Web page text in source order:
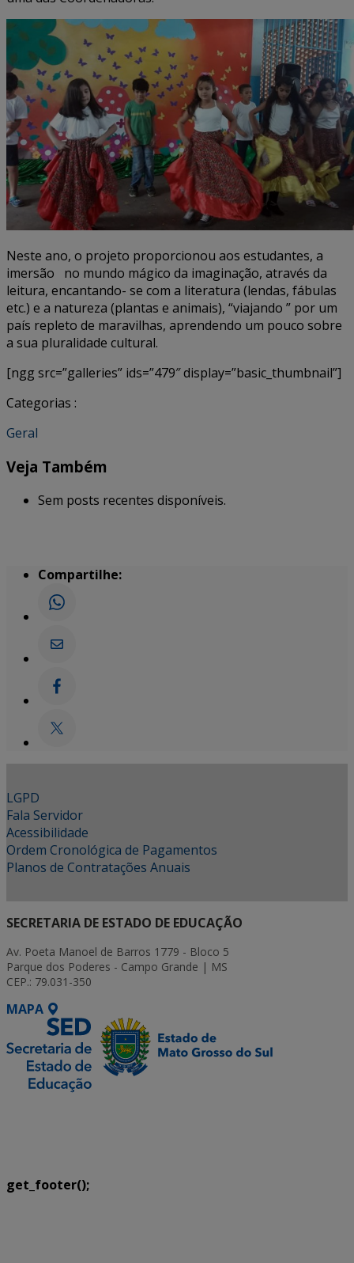
Neste ano, o projeto proporcionou aos estudantes, a
imersão no mundo mágico da imaginação, através da
leitura, encantando- se com a literatura (lendas, fábulas
etc.) e a natureza (plantas e animais), “viajando ” por um
país repleto de maravilhas, aprendendo um pouco sobre
a sua pluralidade cultural.
[ngg src=”galleries” ids=”479″ display=”basic_thumbnail”]
Categorias :
Geral
Veja Também
Sem posts recentes disponíveis.
Compartilhe:
LGPD
Fala Servidor
Acessibilidade
Ordem Cronológica de Pagamentos
Planos de Contratações Anuais
SECRETARIA DE ESTADO DE EDUCAÇÃO
Av. Poeta Manoel de Barros 1779 - Bloco 5
Parque dos Poderes - Campo Grande | MS
CEP.: 79.031-350
MAPA
get_footer();